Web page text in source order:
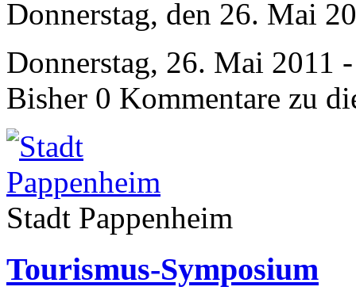
Donnerstag, den 26. Mai
Donnerstag, 26. Mai 2011
Bisher 0 Kommentare zu
Stadt Pappenheim
Tourismus-Symposium